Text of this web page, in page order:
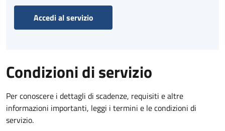
Accedi al servizio
Condizioni di servizio
Per conoscere i dettagli di scadenze, requisiti e altre
informazioni importanti, leggi i termini e le condizioni di
servizio.